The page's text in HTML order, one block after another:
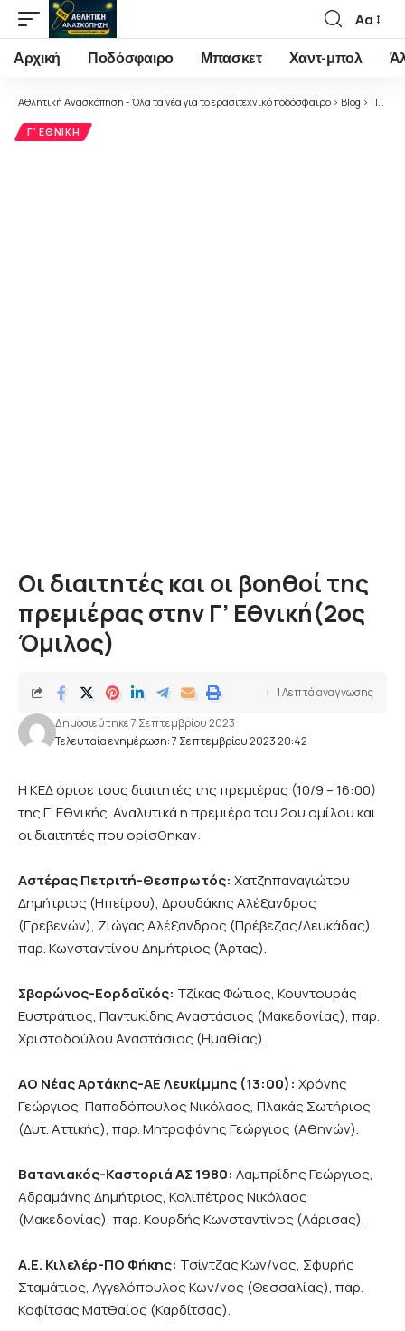
Font
Resizer
Αα
Αρχική Ποδόσφαιρο Μπασκετ Χαντ-μπολ
Αθλητική Ανασκόπηση - Όλα τα νέα για το ερασιτεχνικό ποδόσφαιρο > Blog > Ποδόσφαιρο
Γ' ΕΘΝΙΚΉ
Οι διαιτητές και οι βοηθοί της
πρεμιέρας στην Γ’ Εθνική(2ος
Όμιλος)
Τελευταία ενημέρωση: 7 Σεπτεμβρίου 2023 20:42
Δημοσιεύτηκε 7 Σεπτεμβρίου 2023
1 Λεπτά αναγνωσης
H ΚΕΔ όρισε τους διαιτητές της πρεμιέρας (10/9 – 16:00)
της Γ’ Εθνικής. Αναλυτικά η πρεμιέρα του 2ου ομίλου και
οι διαιτητές που ορίσθηκαν:
Αστέρας Πετριτή-Θεσπρωτός: Χατζηπαναγιώτου
Δημήτριος (Ηπείρου), Δρουδάκης Αλέξανδρος
(Γρεβενών), Ζιώγας Αλέξανδρος (Πρέβεζας/Λευκάδας),
παρ. Κωνσταντίνου Δημήτριος (Άρτας).
Σβορώνος-Εορδαϊκός: Τζίκας Φώτιος, Κουντουράς
Ευστράτιος, Παντυκίδης Αναστάσιος (Μακεδονίας), παρ.
Χριστοδούλου Αναστάσιος (Ημαθίας).
ΑΟ Νέας Αρτάκης-ΑΕ Λευκίμμης (13:00): Χρόνης
Γεώργιος, Παπαδόπουλος Νικόλαος, Πλακάς Σωτήριος
(Δυτ. Αττικής), παρ. Μητροφάνης Γεώργιος (Αθηνών).
Βατανιακός-Καστοριά ΑΣ 1980: Λαμπρίδης Γεώργιος,
Αδραμάνης Δημήτριος, Κολιπέτρος Νικόλαος
(Μακεδονίας), παρ. Κουρδής Κωνσταντίνος (Λάρισας).
Α.Ε. Κιλελέρ-ΠΟ Φήκης: Τσίντζας Κων/νος, Σφυρής
Σταμάτιος, Αγγελόπουλος Κων/νος (Θεσσαλίας), παρ.
Κοφίτσας Ματθαίος (Καρδίτσας).